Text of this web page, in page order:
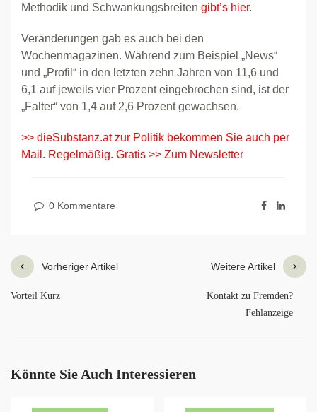
Methodik und Schwankungsbreiten gibt’s hier.
Veränderungen gab es auch bei den
Wochenmagazinen. Während zum Beispiel „News“
und „Profil“ in den letzten zehn Jahren von 11,6 und
6,1 auf jeweils vier Prozent eingebrochen sind, ist der
„Falter“ von 1,4 auf 2,6 Prozent gewachsen.
>> dieSubstanz.at zur Politik bekommen Sie auch per
Mail. Regelmäßig. Gratis >> Zum Newsletter
0 Kommentare
Vorheriger Artikel
Vorteil Kurz
Weitere Artikel
Kontakt zu Fremden?
Fehlanzeige
Könnte Sie Auch Interessieren